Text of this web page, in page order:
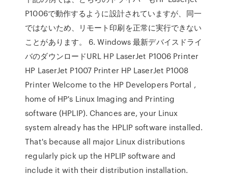
P1006で動作するように設計されていますが、同一
ではないため、リモート印刷を正常に実行できない
ことがあります。 6. Windows 最新デバイスドライ
バのダウンロードURL HP LaserJet P1006 Printer
HP LaserJet P1007 Printer HP LaserJet P1008
Printer Welcome to the HP Developers Portal ,
home of HP's Linux Imaging and Printing
software (HPLIP). Chances are, your Linux
system already has the HPLIP software installed.
That's because all major Linux distributions
regularly pick up the HPLIP software and
include it with their distribution installation.